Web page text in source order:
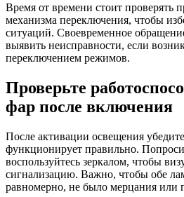
Время от времени стоит проверять
механизма переключения, чтобы
ситуаций. Своевременное
выявить неисправности, если
переключением режимов.
Проверьте
фар после включения
После активации освещения
функционирует правильно.
воспользуйтесь зеркалом, чтобы
сигнализацию. Важно, чтобы обе
равномерно, не было мерцания или